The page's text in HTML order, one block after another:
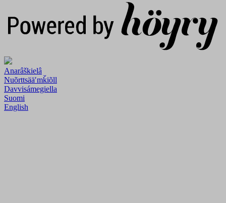
Anarâškielâ
Nuõrttsääʹmǩiõll
Davvisámegiella
Suomi
English